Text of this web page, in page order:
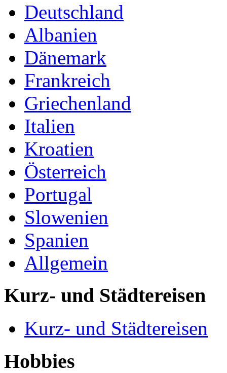
Deutschland
Albanien
Dänemark
Frankreich
Griechenland
Italien
Kroatien
Österreich
Portugal
Slowenien
Spanien
Allgemein
Kurz- und Städtereisen
Kurz- und Städtereisen
Hobbies